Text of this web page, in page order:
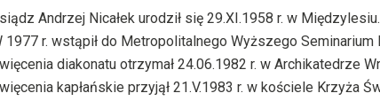
Andrzej Nicałek urodził się 29.XI.1958 r. w Międzylesiu.
1977 r. wstąpił do Metropolitalnego Wyższego Seminarium
diakonatu otrzymał 24.06.1982 r. w Archikatedrze
kapłańskie przyjął 21.V.1983 r. w kościele Krzyża